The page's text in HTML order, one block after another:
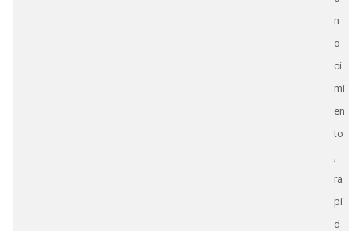
n
o
ci
mi
en
to
,
ra
pi
d